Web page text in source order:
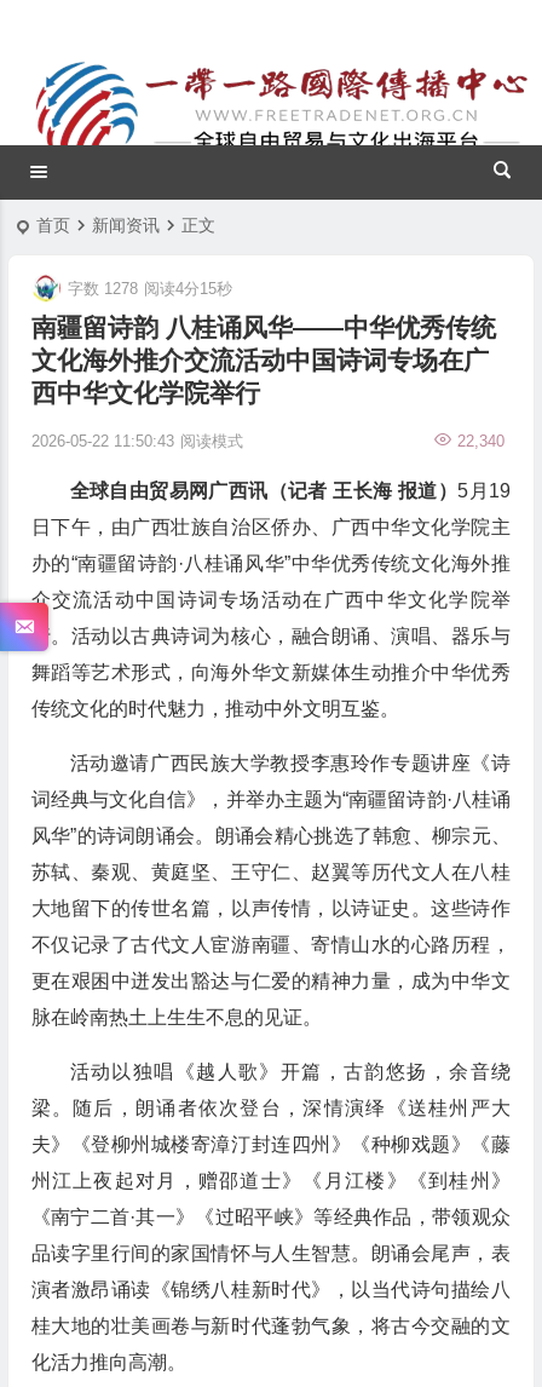
首页 新闻资讯 正文
南疆留诗韵 八桂诵风华——中华优秀传统
文化海外推介交流活动中国诗词专场在广
西中华文化学院举行
2026-05-22 11:50:43 22,340
字数 1278 阅读4分15秒
阅读模式
全球自由贸易网广西讯（记者 王长海 报道）5月19
日下午，由广西壮族自治区侨办、广西中华文化学院主
办的“南疆留诗韵·八桂诵风华”中华优秀传统文化海外推
介交流活动中国诗词专场活动在广西中华文化学院举
行。活动以古典诗词为核心，融合朗诵、演唱、器乐与
舞蹈等艺术形式，向海外华文新媒体生动推介中华优秀
传统文化的时代魅力，推动中外文明互鉴。
活动邀请广西民族大学教授李惠玲作专题讲座《诗
词经典与文化自信》，并举办主题为“南疆留诗韵·八桂诵
风华”的诗词朗诵会。朗诵会精心挑选了韩愈、柳宗元、
苏轼、秦观、黄庭坚、王守仁、赵翼等历代文人在八桂
大地留下的传世名篇，以声传情，以诗证史。这些诗作
不仅记录了古代文人宦游南疆、寄情山水的心路历程，
更在艰困中迸发出豁达与仁爱的精神力量，成为中华文
脉在岭南热土上生生不息的见证。
活动以独唱《越人歌》开篇，古韵悠扬，余音绕
梁。随后，朗诵者依次登台，深情演绎《送桂州严大
夫》《登柳州城楼寄漳汀封连四州》《种柳戏题》《藤
州江上夜起对月，赠邵道士》《月江楼》《到桂州》
《南宁二首·其一》《过昭平峡》等经典作品，带领观众
品读字里行间的家国情怀与人生智慧。朗诵会尾声，表
演者激昂诵读《锦绣八桂新时代》，以当代诗句描绘八
桂大地的壮美画卷与新时代蓬勃气象，将古今交融的文
化活力推向高潮。